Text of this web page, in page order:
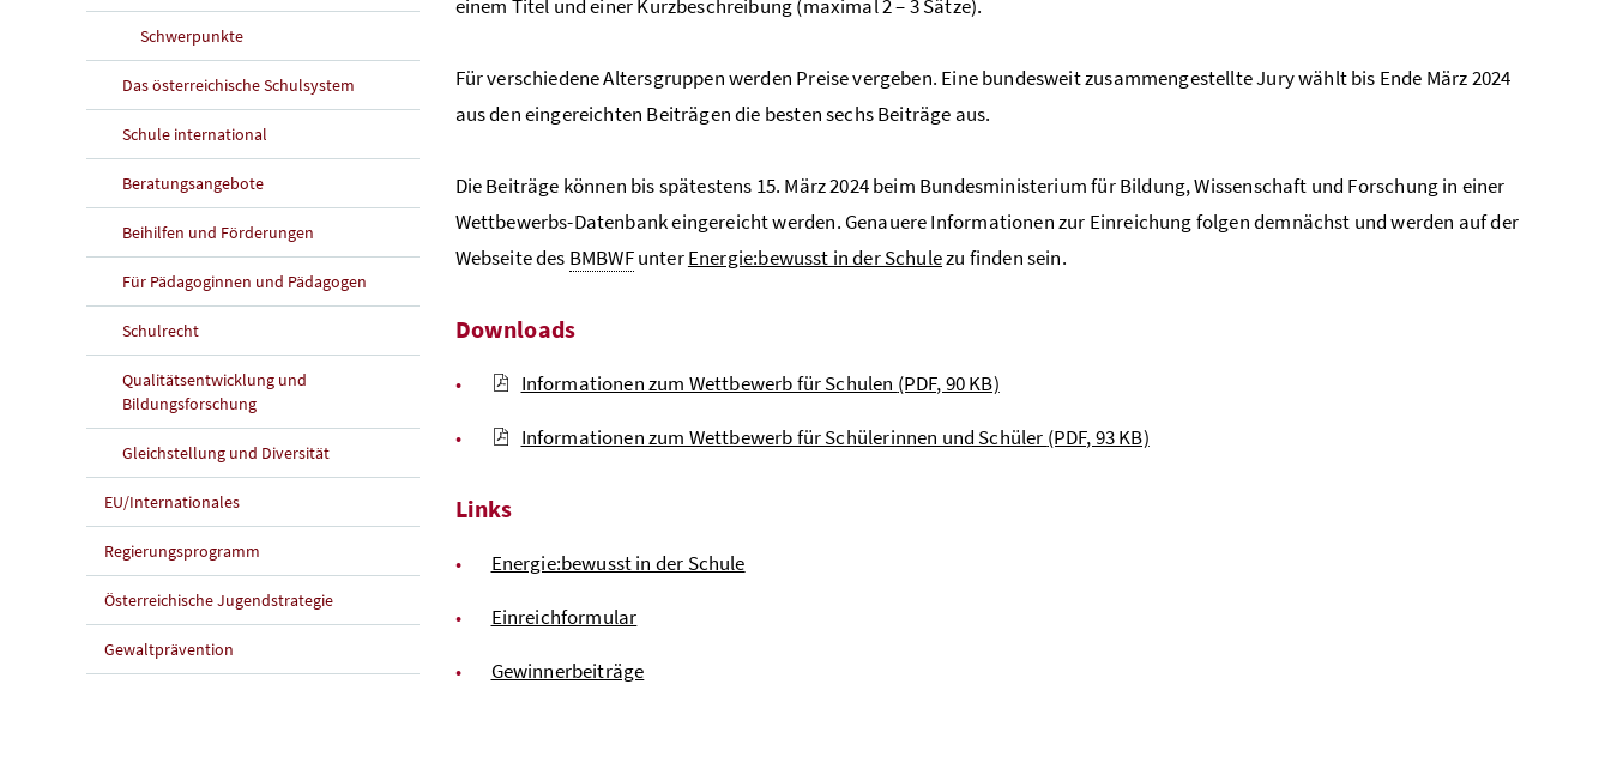
Schwerpunkte
Das österreichische Schulsystem
Schule international
Beratungsangebote
Beihilfen und Förderungen
Für Pädagoginnen und Pädagogen
Schulrecht
Qualitätsentwicklung und
Bildungsforschung
Gleichstellung und Diversität
EU/Internationales
Regierungsprogramm
Österreichische Jugendstrategie
Gewaltprävention
einem Titel und einer Kurzbeschreibung (maximal 2 – 3 Sätze).
Für verschiedene Altersgruppen werden Preise vergeben. Eine bundesweit zusammengestellte Jury wählt bis Ende März 2024
aus den eingereichten Beiträgen die besten sechs Beiträge aus.
Die Beiträge können bis spätestens 15. März 2024 beim Bundesministerium für Bildung, Wissenschaft und Forschung in einer
Wettbewerbs-Datenbank eingereicht werden. Genauere Informationen zur Einreichung folgen demnächst und werden auf der
Webseite des BMBWFunterEnergie:bewusst in der Schulezu finden sein.
Downloads
Informationen zum Wettbewerb für Schulen (PDF, 90 KB)
Informationen zum Wettbewerb für Schülerinnen und Schüler (PDF, 93 KB)
Links
Energie:bewusst in der Schule
Einreichformular
Gewinnerbeiträge